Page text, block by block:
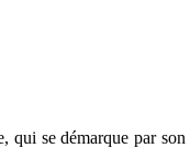
qui se démarque par son